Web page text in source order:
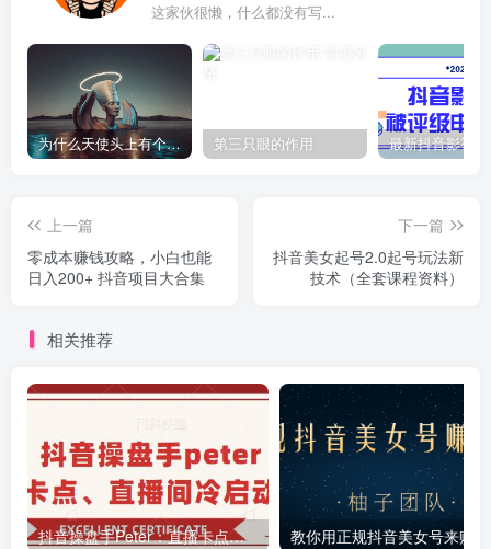
这家伙很懒，什么都没有写...
为什么天使头上有个圈？ 第三只眼的作用
上一篇
零成本赚钱攻略，小白也能
日入200+ 抖音项目大合集
下一篇
抖音美女起号2.0起号玩法新
技术（全套课程资料）
相关推荐
抖音操盘手Peter：直播卡点、直播间冷启动分享